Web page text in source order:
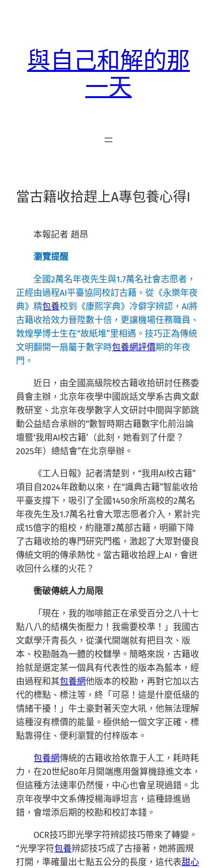
與自己和解的那
一天
當古籍收拾趕上A專包養心得I
本報記者 趙昂
瀏覽提醒
全國2萬名年夜先生與1.7萬名社會志愿者，
正經由過程AI平臺協同校訂古籍。從《永樂年夜
典》精包養校到《康熙字典》冷僻字辨認，AI將
古籍收拾效力晉陞數十倍，更讓機場任務職員、
敦煌學博士生在“故紙堆”里相遇。技巧正為傳統
文明翻開一扇屬于數字時包養網評價期的年夜
門。
近日，由全國高級院校古籍收拾研討任務委
員會主辦，北京年夜學中國說話文學系古典文獻
教研室、北京年夜學數字人文研討中間與字節跳
動公益結合承辦的“數智時期古籍數字化前沿論
壇暨‘我用AI校古籍’（此刻，她看到了什麼？
2025年）總結會”在北京舉辦。
《工人日報》記者清楚到，“我用AI校古籍”
項目自2024年啟動以來，在“識典古籍”智能收拾
平臺支撐下，吸引了全國1450余所高校的2萬名
年夜先生及1.7萬名社會大眾志愿者介入，累計完
成15億字的粗校，約籠罩2萬部古籍，明顯下降
了古籍收拾的專門研究門檻，激起了大眾對優良
傳統文明的傳承熱忱。當古籍收拾趕上AI，會迸
收回什么樣的火花？
衝破傳統人力局限
「現在，我的咖啡館正在承受百分之八十七
點八八的結構失衡壓力！我需要校準！」我國古
文獻學汗青長久，從漢代開端就有把目次、版
本、校勘融為一體的校讎學。簡略來說，古籍收
拾就是選定某一個具有代表性的版本為藍本，經
由過程和其包養網他版本的校勘，再對它加以古
代的標點、標注等，終「可惡！這是什麼低級的
情緒干擾！」牛土豪對著天空大吼，他無法理解
這種沒有標價的能量。極供給一個文字正確、標
點靠得住、便利瀏覽的付梓版本。
包養網傳統的古籍收拾依靠于人工，耗時耗
力，在20世紀80年月開端應用盤算機錄進文本，
但這種方法速率仍然慢，中心也會呈現過錯。北
京年夜學中文系傳授楊海崢坦言，這種錄進過
錯，會增添后期的校勘和校訂本錢。
OCR技巧即光學字符辨認技巧帶來了轉變。
“光學字符包養辨認技巧成了古接著，她將圓規
打開，準確量出七點五公分的長度，這代表甜心